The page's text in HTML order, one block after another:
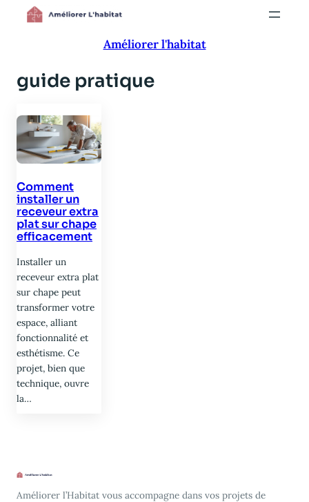
Aller
Améliorer l'habitat
guide pratique
Comment
installer un
receveur extra
plat sur chape
efficacement
Installer un
receveur extra plat
sur chape peut
transformer votre
espace, alliant
fonctionnalité et
esthétisme. Ce
projet, bien que
technique, ouvre
la…
Améliorer l’Habitat vous accompagne dans vos projets de